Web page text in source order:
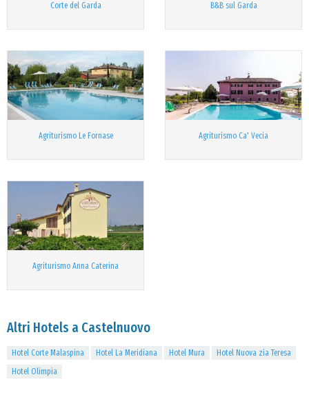
Corte del Garda B&B sul Garda
Agriturismo Le Fornase Agriturismo Ca' Vecia
Agriturismo Anna Caterina
Altri Hotels a Castelnuovo
Hotel Corte Malaspina Hotel La Meridiana Hotel Mura
Hotel Nuova zia Teresa
Hotel Olimpia